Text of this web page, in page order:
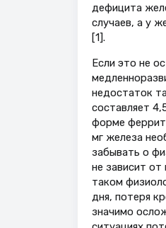
дефицита
случаев, а у
[1].
Если это не
недостаток
составляет
форме
мг железа
забывать о
не зависит
таком
дня, потеря
значимо